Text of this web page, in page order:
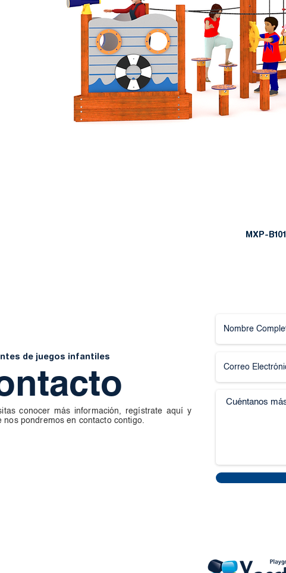
MXP-B101
de juegos infantiles
conocer más información, regístrate aquí y
nos pondremos en contacto contigo.